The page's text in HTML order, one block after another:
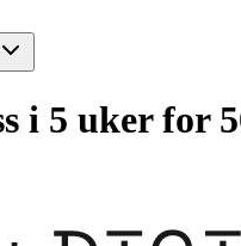
i 5 uker for